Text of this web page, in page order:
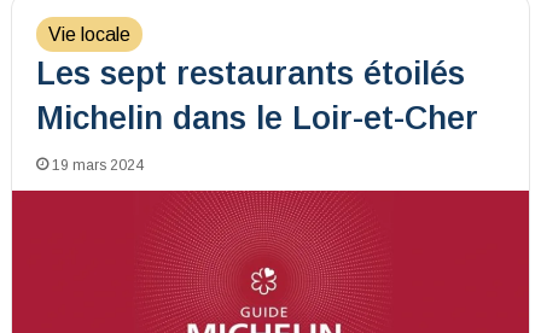
Vie locale
Les sept restaurants étoilés
Michelin dans le Loir-et-Cher
19 mars 2024